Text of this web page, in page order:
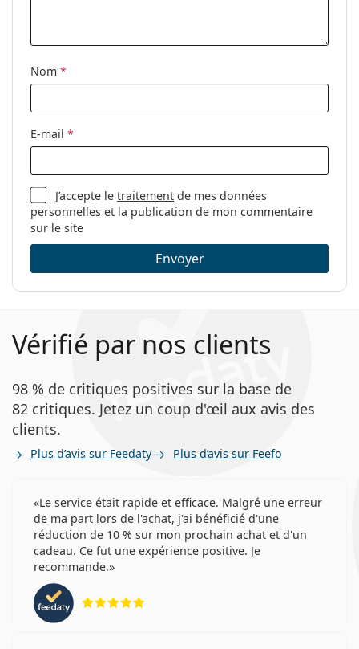
Nom *
E-mail *
J’accepte letraitement de mes données
personnelles et la publication de mon commentaire
sur le site
Envoyer
Vérifié par nos clients
98 % de critiques positives sur la base de
82 critiques. Jetez un coup d'œil aux avis des
clients.
Plus d’avis sur Feedaty Plus d’avis sur Feefo
Le service était rapide et efficace. Malgré une erreur
de ma part lors de l'achat, j'ai bénéficié d'une
réduction de 10 % sur mon prochain achat et d'un
cadeau. Ce fut une expérience positive. Je
recommande.